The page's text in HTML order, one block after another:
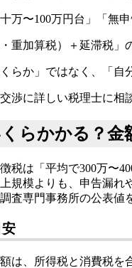
万〜100万円台」「無
重加算税）＋延滞税
らか」ではなく、「
渉に詳しい税理士に
らかかる？金
税は「平均で300万〜
規模よりも、申告漏
査専門事務所の公表
は、所得税と消費税